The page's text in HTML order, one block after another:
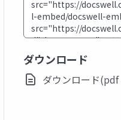
ダウンロード
ダウンロード(pdf